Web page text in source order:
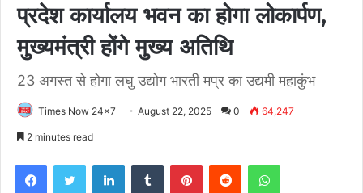
प्रदेश कार्यालय भवन का होगा लोकार्पण,
मुख्यमंत्री होंगे मुख्य अतिथि
23 अगस्त से होगा लघु उद्योग भारती मप्र का उद्यमी महाकुंभ
Times Now 24x7 August 22, 2025 0 64,247
2 minutes read
FacebookTwitter LinkedInTumblr PinterestReddit WhatsApp